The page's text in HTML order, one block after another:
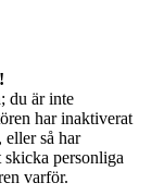
du är inte
har inaktiverat
eller så har
personliga
varför.